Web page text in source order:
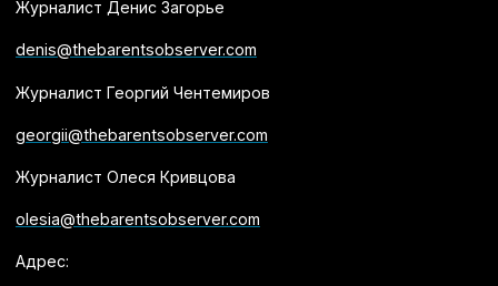
Журналист Денис Загорье
denis@thebarentsobserver.com
Журналист Георгий Чентемиров
georgii@thebarentsobserver.com
Журналист Олеся Кривцова
olesia@thebarentsobserver.com
Адрес: